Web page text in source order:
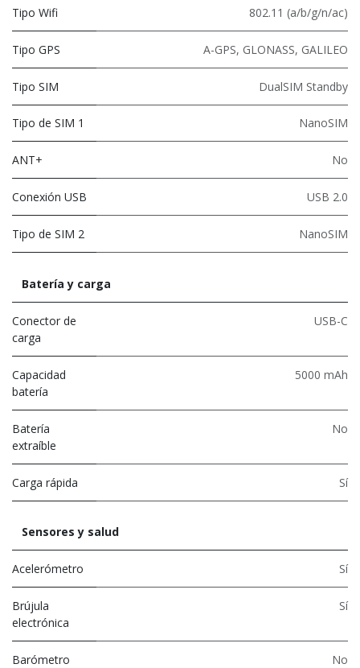
Tipo Wifi 802.11 (a/b/g/n/ac)
Tipo GPS A-GPS, GLONASS, GALILEO
Tipo SIM DualSIM Standby
Tipo de SIM 1 NanoSIM
ANT+ No
Conexión USB USB 2.0
Tipo de SIM 2 NanoSIM
Batería y carga
Conector de
carga
USB-C
Capacidad
batería
5000 mAh
Batería
extraíble
No
Carga rápida Sí
Sensores y salud
Acelerómetro Sí
Brújula
electrónica
Sí
Barómetro No